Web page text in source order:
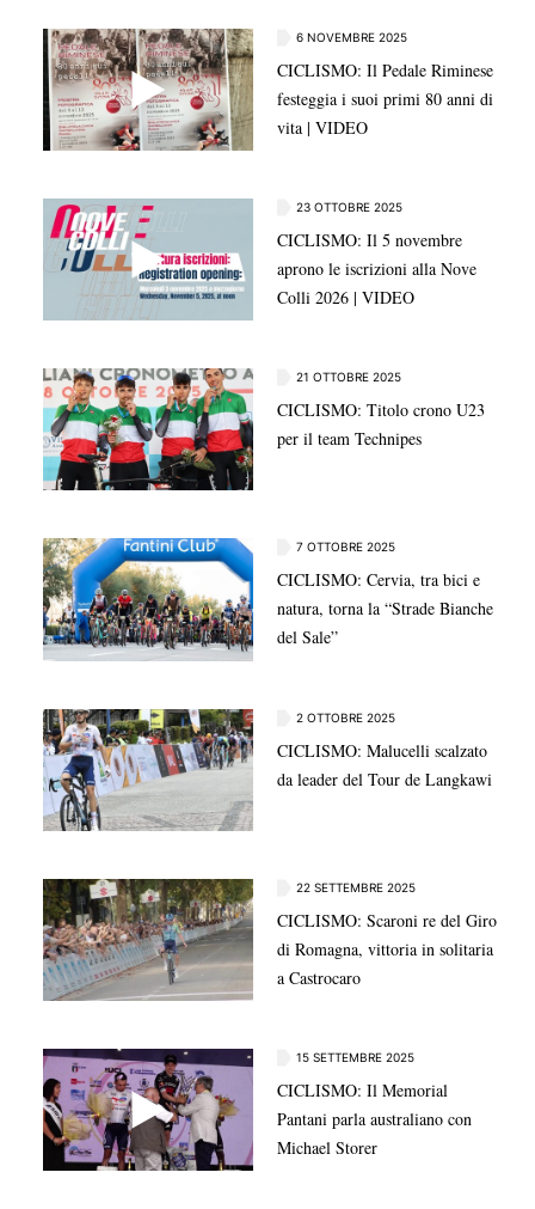
6 NOVEMBRE 2025
CICLISMO: Il Pedale Riminese
festeggia i suoi primi 80 anni di
vita | VIDEO
23 OTTOBRE 2025
CICLISMO: Il 5 novembre
aprono le iscrizioni alla Nove
Colli 2026 | VIDEO
21 OTTOBRE 2025
CICLISMO: Titolo crono U23
per il team Technipes
7 OTTOBRE 2025
CICLISMO: Cervia, tra bici e
natura, torna la “Strade Bianche
del Sale”
2 OTTOBRE 2025
CICLISMO: Malucelli scalzato
da leader del Tour de Langkawi
22 SETTEMBRE 2025
CICLISMO: Scaroni re del Giro
di Romagna, vittoria in solitaria
a Castrocaro
15 SETTEMBRE 2025
CICLISMO: Il Memorial
Pantani parla australiano con
Michael Storer